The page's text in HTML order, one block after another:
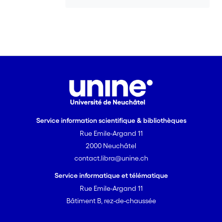
liaison.
Service information scientifique & bibliothèques
Rue Emile-Argand 11
2000 Neuchâtel
contact.libra@unine.ch
Service informatique et télématique
Rue Emile-Argand 11
Bâtiment B, rez-de-chaussée